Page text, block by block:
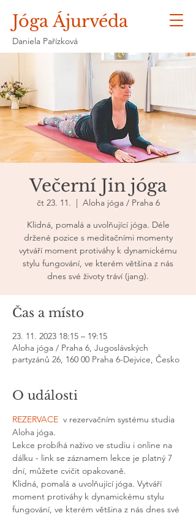
Jóga Ájurvéda
Daniela Pařízková
Večerní Jin jóga
čt 23. 11.
  |
Aloha jóga / Praha 6
Klidná, pomalá a uvolňující jóga. Déle
držené pozice s meditačními momenty
vytváří moment protiváhy k dynamickému
stylu fungování, ve kterém většina z nás
dnes své životy tráví (jang).
Čas a místo
23. 11. 2023 18:15 – 19:15
Aloha jóga / Praha 6, Jugoslávských
partyzánů 26, 160 00 Praha 6-Dejvice, Česko
O události
REZERVACE v rezervačním systému studia
Aloha jóga.
Lekce probíhá naživo ve studiu i online na
dálku - link se záznamem lekce je platný 7
dní, můžete cvičit opakovaně.
Klidná, pomalá a uvolňující jóga. Vytváří
moment protiváhy k dynamickému stylu
fungování, ve kterém většina z nás dnes své